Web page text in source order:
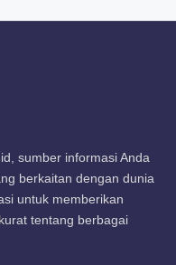
sumber informasi Anda
berkaitan dengan dunia
untuk memberikan
tentang berbagai